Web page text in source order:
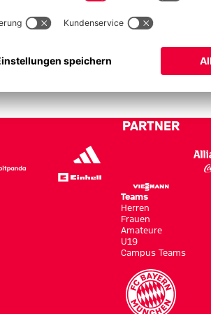
PARTNER
Teams
Herren
Frauen
Amateure
U19
Campus Teams